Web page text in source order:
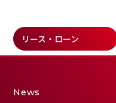
リース・ローン
News